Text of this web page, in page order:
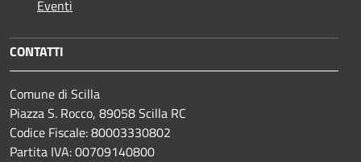
Eventi
CONTATTI
Comune di Scilla
Piazza S. Rocco, 89058 Scilla RC
Codice Fiscale: 80003330802
Partita IVA: 00709140800